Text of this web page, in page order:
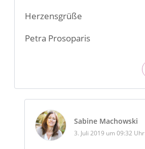
Herzensgrüße
Petra Prosoparis
Sabine Machowski
3. Juli 2019 um 09:32 Uhr